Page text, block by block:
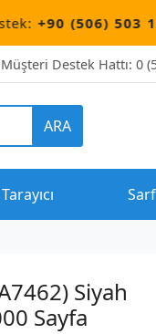
503 10 66
Müşteri Destek Hattı: 0
ARA
Tarayıcı
Siyah
Sayfa